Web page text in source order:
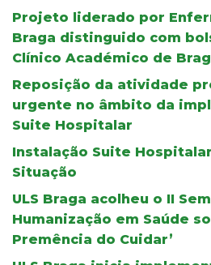
Projeto liderado por
Braga distinguido com
Clínico Académico de
Reposição da atividade
urgente no âmbito da
Suite Hospitalar
Instalação Suite
Situação
ULS Braga acolheu o II
Humanização em Saúde
Premência do Cuidar’